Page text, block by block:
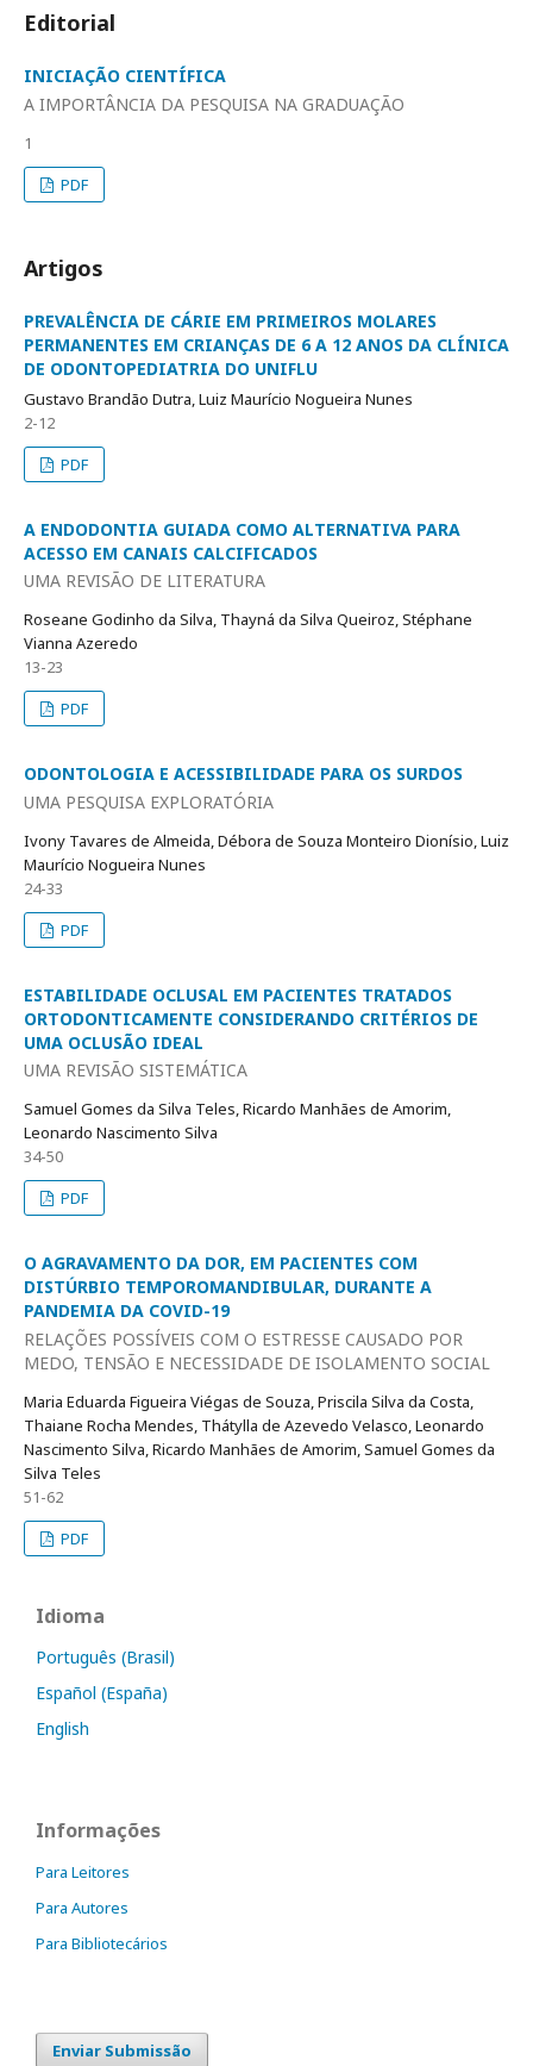
Editorial
INICIAÇÃO CIENTÍFICA
A IMPORTÂNCIA DA PESQUISA NA GRADUAÇÃO
1
PDF
Artigos
PREVALÊNCIA DE CÁRIE EM PRIMEIROS MOLARES
PERMANENTES EM CRIANÇAS DE 6 A 12 ANOS DA CLÍNICA
DE ODONTOPEDIATRIA DO UNIFLU
Gustavo Brandão Dutra, Luiz Maurício Nogueira Nunes
2-12
PDF
A ENDODONTIA GUIADA COMO ALTERNATIVA PARA
ACESSO EM CANAIS CALCIFICADOS
UMA REVISÃO DE LITERATURA
Roseane Godinho da Silva, Thayná da Silva Queiroz, Stéphane
Vianna Azeredo
13-23
PDF
ODONTOLOGIA E ACESSIBILIDADE PARA OS SURDOS
UMA PESQUISA EXPLORATÓRIA
Ivony Tavares de Almeida, Débora de Souza Monteiro Dionísio, Luiz
Maurício Nogueira Nunes
24-33
PDF
ESTABILIDADE OCLUSAL EM PACIENTES TRATADOS
ORTODONTICAMENTE CONSIDERANDO CRITÉRIOS DE
UMA OCLUSÃO IDEAL
UMA REVISÃO SISTEMÁTICA
Samuel Gomes da Silva Teles, Ricardo Manhães de Amorim,
Leonardo Nascimento Silva
34-50
PDF
O AGRAVAMENTO DA DOR, EM PACIENTES COM
DISTÚRBIO TEMPOROMANDIBULAR, DURANTE A
PANDEMIA DA COVID-19
RELAÇÕES POSSÍVEIS COM O ESTRESSE CAUSADO POR
MEDO, TENSÃO E NECESSIDADE DE ISOLAMENTO SOCIAL
Maria Eduarda Figueira Viégas de Souza, Priscila Silva da Costa,
Thaiane Rocha Mendes, Thátylla de Azevedo Velasco, Leonardo
Nascimento Silva, Ricardo Manhães de Amorim, Samuel Gomes da
Silva Teles
51-62
PDF
Idioma
Português (Brasil)
Español (España)
English
Informações
Para Leitores
Para Autores
Para Bibliotecários
Enviar Submissão